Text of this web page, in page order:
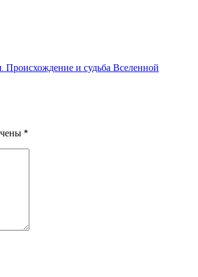
Происхождение и судьба Вселенной
*